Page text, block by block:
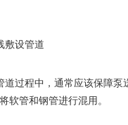
敷设管道
道过程中，通常应该保障泵
软管和钢管进行混用。